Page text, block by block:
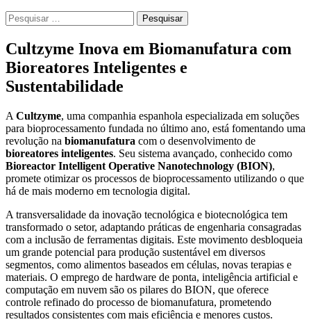
Pesquisar
por:
Cultzyme Inova em Biomanufatura com
Bioreatores Inteligentes e
Sustentabilidade
A Cultzyme, uma companhia espanhola especializada em soluções
para bioprocessamento fundada no último ano, está fomentando uma
revolução na biomanufatura com o desenvolvimento de
bioreatores inteligentes. Seu sistema avançado, conhecido como
Bioreactor Intelligent Operative Nanotechnology (BION),
promete otimizar os processos de bioprocessamento utilizando o que
há de mais moderno em tecnologia digital.
A transversalidade da inovação tecnológica e biotecnológica tem
transformado o setor, adaptando práticas de engenharia consagradas
com a inclusão de ferramentas digitais. Este movimento desbloqueia
um grande potencial para produção sustentável em diversos
segmentos, como alimentos baseados em células, novas terapias e
materiais. O emprego de hardware de ponta, inteligência artificial e
computação em nuvem são os pilares do BION, que oferece
controle refinado do processo de biomanufatura, prometendo
resultados consistentes com mais eficiência e menores custos.